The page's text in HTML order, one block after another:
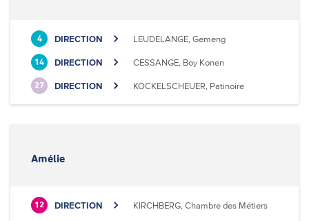
4 DIRECTION LEUDELANGE, Gemeng
14 DIRECTION CESSANGE, Boy Konen
27 DIRECTION KOCKELSCHEUER, Patinoire
Amélie
12 DIRECTION KIRCHBERG, Chambre des Métiers